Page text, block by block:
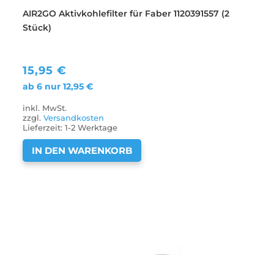
AIR2GO Aktivkohlefilter für Faber 1120391557 (2
Stück)
15,95€
ab 6 nur12,95€
inkl. MwSt.
zzgl.Versandkosten
Lieferzeit:1-2 Werktage
IN DEN WARENKORB